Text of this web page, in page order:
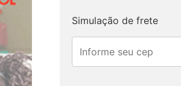
Simulação de frete